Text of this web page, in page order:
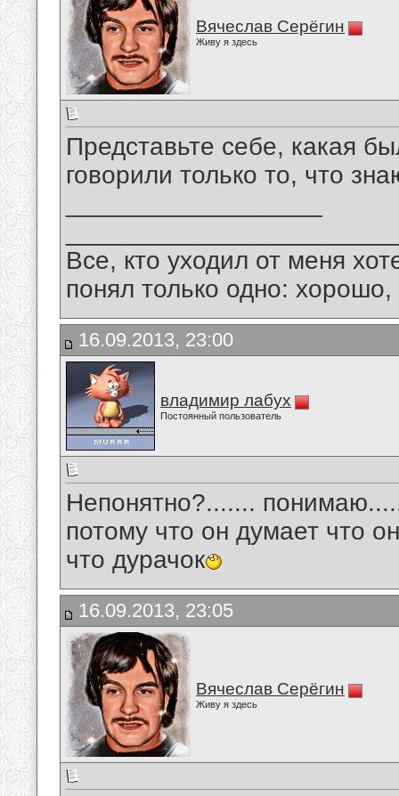
Вячеслав Серёгин
Живу я здесь
Представьте себе, какая
говорили только то, что
Все, кто уходил от меня
понял только одно:
16.09.2013, 23:00
владимир лабух
Постоянный пользователь
Непонятно?.......
потому что он думает что
что дурачок
16.09.2013, 23:05
Вячеслав Серёгин
Живу я здесь